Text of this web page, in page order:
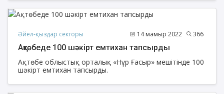
Зарқымқызы, Батыс Қазақстан облысы «Аманат-
Жайық» қоғамдық қорының теологы Назүл
ақпараттық түсіндіру жұмыстарын жүргізді.
Әйел-қыздар секторы 14 мамыр 2022 366
Ақтөбеде 100 шәкірт емтихан тапсырды
Ақтөбе облыстық орталық «Нұр Ғасыр» мешітінде 100
шәкірт емтихан тапсырды.